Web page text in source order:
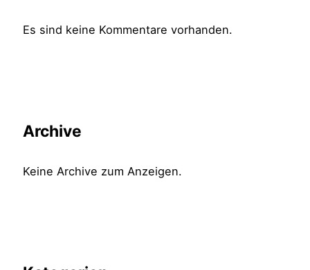
Es sind keine Kommentare vorhanden.
Archive
Keine Archive zum Anzeigen.